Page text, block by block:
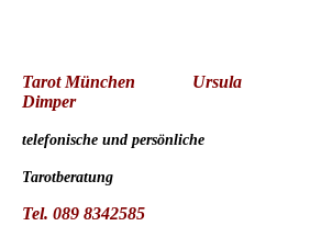
Tarot München Ursula
Dimper
telefonische und persönliche
Tarotberatung
Tel. 089 8342585